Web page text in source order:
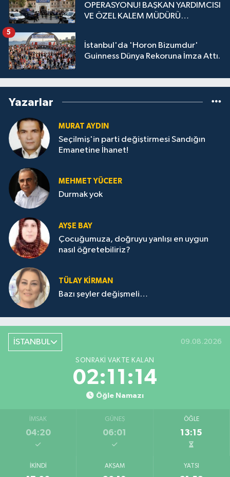
OPERASYONU! BAŞKAN YARDIMCISI
VE ÖZEL KALEM MÜDÜRÜ
İstanbul'da 'Horon Bizumdur'
Guinness Dünya Rekoruna İmza Attı.
5
Yazarlar
MURAT AYDIN
Seçilmiş'in parti değiştirmesi Sandığın
Emanetine İhanet!
MEHMET YÜCEER
Durmak yok
AYŞE BAY
Çocuğumuza, doğruyu yanlışı en uygun
nasıl öğretebiliriz?
TÜLAY KİRMAN
Bazı şeyler değişmeli…
İSTANBUL 09.08.2026
SONRAKI VAKTE KALAN
02:11:14
Öğle Namazı
İMSAK
04:20
GÜNEŞ
06:01
ÖĞLE
13:15
İKINDI AKŞAM YATSI